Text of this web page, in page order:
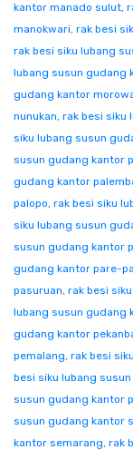
kantor manado sulut,
manokwari, rak besi
rak besi siku lubang
lubang susun gudang
gudang kantor
nunukan, rak besi siku
siku lubang susun
susun gudang kantor
gudang kantor
palopo, rak besi siku
siku lubang susun
susun gudang kantor
gudang kantor pare-
pasuruan, rak besi
lubang susun gudang
gudang kantor
pemalang, rak besi
besi siku lubang
susun gudang kantor
susun gudang kantor
kantor semarang, rak